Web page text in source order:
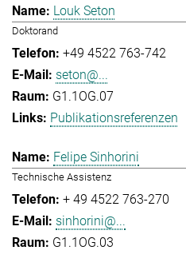
Louk Seton
Doktorand
+49 4522 763-742
seton@...
G1.1OG.07
Publikationsreferenzen
Felipe Sinhorini
Technische Assistenz
+ 49 4522 763-270
sinhorini@...
G1.1OG.03